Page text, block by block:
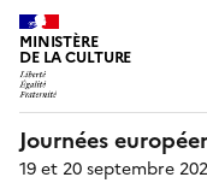
MINISTÈRE
DE LA CULTURE
Journées
19 et 20 septembre